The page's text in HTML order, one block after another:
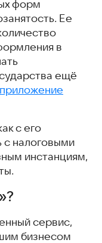
в качестве
налог» и какие
форм
Ее
в
ещё
приложение
с его
налоговыми
инстанциям,
сервис,
бизнесом